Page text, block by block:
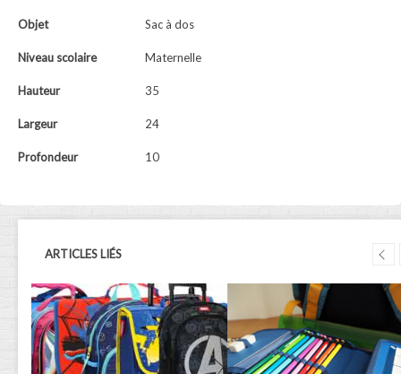
Objet Sac à dos
Niveau scolaire Maternelle
Hauteur 35
Largeur 24
Profondeur 10
ARTICLES LIÉS